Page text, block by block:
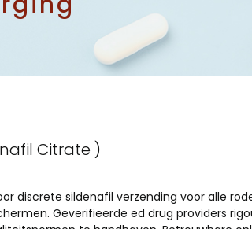
Citrate )
discrete sildenafil verzending voor alle
Geverifieerde ed drug providers